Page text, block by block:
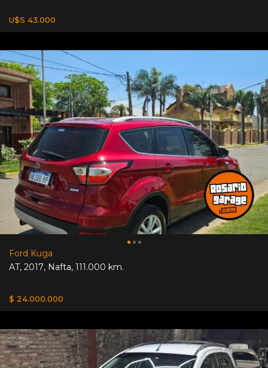
U$S 43.000
Ford Kuga
AT, 2017, Nafta, 111.000 km.
$ 24.000.000